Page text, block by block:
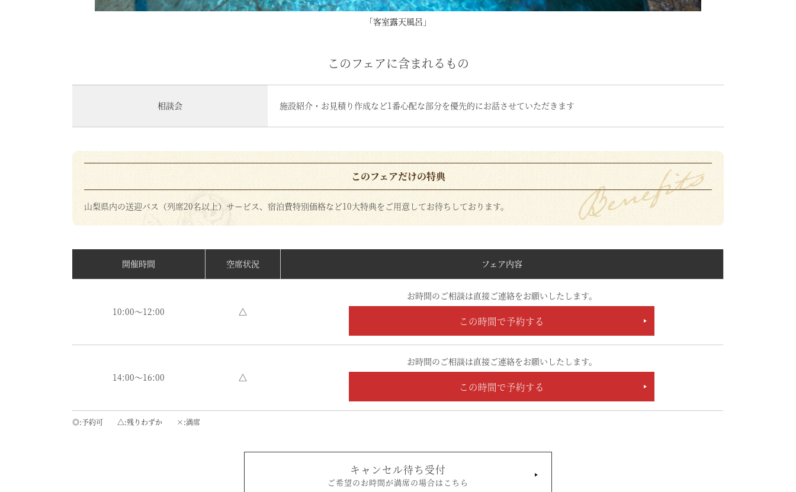
「客室露天風呂」
このフェアに含まれるもの
相談会 施設紹介・お見積り作成など1番心配な部分を優先的にお話させていただきます
このフェアだけの特典
山梨県内の送迎バス（列席20名以上）サービス、宿泊費特別価格など10大特典をご用意してお待ちしております。
開催時間 空席状況 フェア内容
10:00～12:00 △
お時間のご相談は直接ご連絡をお願いしたします。
この時間で予約する
14:00～16:00 △
お時間のご相談は直接ご連絡をお願いしたします。
この時間で予約する
◎ 予約可 △ 残りわずか × 満席
キャンセル待ち受付
ご希望のお時間が満席の場合はこちら